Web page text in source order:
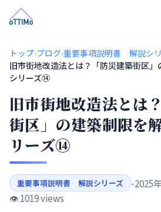
トップ
売買仲介
販売物件
買取
リフォーム
会社概要
LINE相談
トップ›ブログ›重要事項説明書 解説シ
旧市街地改造法とは？「防災建築街区
シリーズ⑭
旧市街地改造法とは
街区」の建築制限を
リーズ⑭
重要事項説明書 解説シリーズ •2025
👁️ 1019 views